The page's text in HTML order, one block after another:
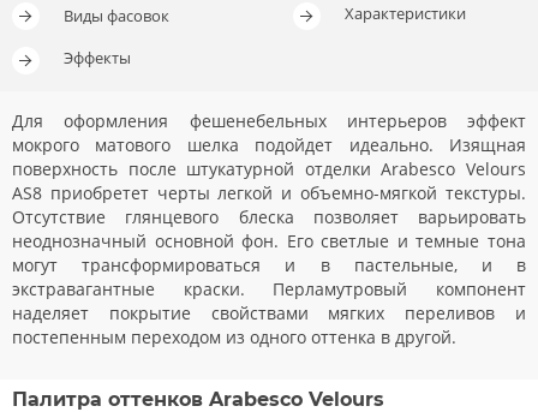
Для оформления фешенебельных интерьеров эффект
мокрого матового шелка подойдет идеально. Изящная
поверхность после штукатурной отделки Arabesco Velours
AS8 приобретет черты легкой и объемно-мягкой текстуры.
Отсутствие глянцевого блеска позволяет варьировать
неоднозначный основной фон. Его светлые и темные тона
могут трансформироваться и в пастельные, и в
экстравагантные краски. Перламутровый компонент
наделяет покрытие свойствами мягких переливов и
постепенным переходом из одного оттенка в другой.
Виды фасовок Характеристики
Эффекты
Палитра оттенков Arabesco Velours